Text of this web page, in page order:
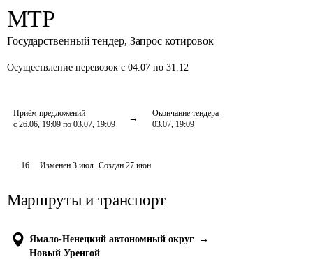
МТР
Государственный тендер, Запрос котировок
Осуществление перевозок с 04.07 по 31.12
Приём предложений
с 26.06, 19:09 по 03.07, 19:09
Окончание тендера
03.07, 19:09
16 Изменён3 июл. Создан 27 июн
Маршруты и транспорт
Ямало-Ненецкий автономный округ
→
Новый Уренгой